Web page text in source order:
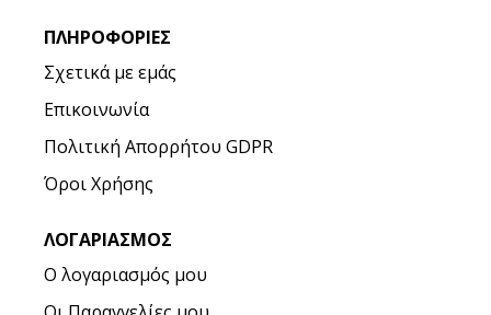
ΠΛΗΡΟΦΟΡΊΕΣ
Σχετικά με εμάς
Επικοινωνία
Πολιτική Απορρήτου GDPR
Όροι Χρήσης
ΛΟΓΑΡΙΑΣΜΌΣ
Ο λογαριασμός μου